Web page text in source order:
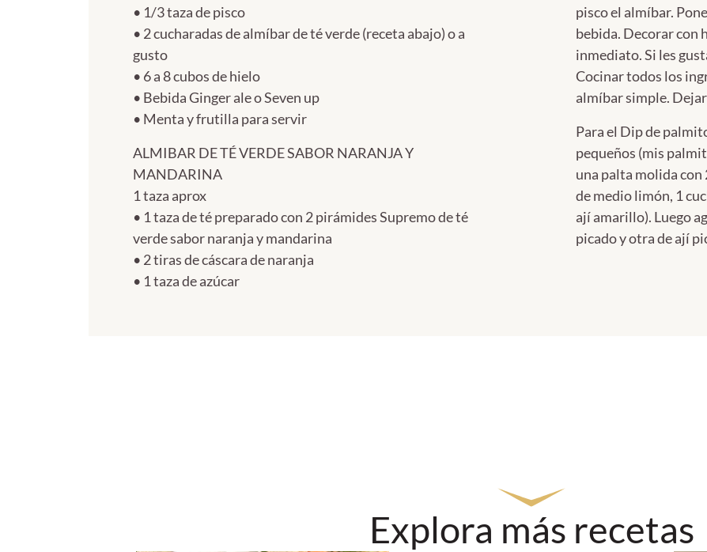
• 1/3 taza de pisco
• 2 cucharadas de almíbar de té verde (receta abajo) o a
gusto
• 6 a 8 cubos de hielo
• Bebida Ginger ale o Seven up
• Menta y frutilla para servir
ALMIBAR DE TÉ VERDE SABOR NARANJA Y
MANDARINA
1 taza aprox
• 1 taza de té preparado con 2 pirámides Supremo de té
verde sabor naranja y mandarina
• 2 tiras de cáscara de naranja
• 1 taza de azúcar
pisco el almíbar.
bebida. Decorar con
inmediato. Si les
Cocinar todos los
almíbar simple.
Para el Dip de
pequeños (mis
una palta molida
de medio limón, 1
ají amarillo). Luego
picado y otra de ají
Explora más recetas